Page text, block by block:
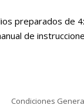
preparados
de
Condiciones